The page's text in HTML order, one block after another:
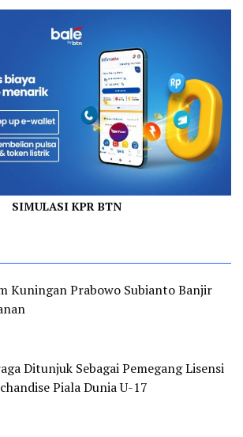
SIMULASI KPR BTN
Kuningan Prabowo Subianto Banjir
Ditunjuk Sebagai Pemegang Lisensi
Piala Dunia U-17